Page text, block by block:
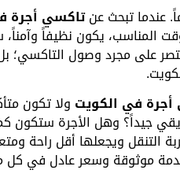
عندما تبحث عنتاكسي أجرة
يكون نظيفاً
على مجرد وصول
في الكويت ولا تكون
جيداً؟ وهل الأجرة ستكون
التنقل ويجعلها أقل راحة
موثوقة وسعر عادل في